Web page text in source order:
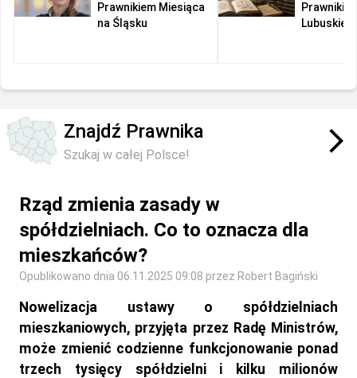
Prawnikiem Miesiąca
na Śląsku
Lubuskiem
Znajdź Prawnika
Szukaj w całej Polsce! arrow_forward_ios
Rząd zmienia zasady w
spółdzielniach. Co to oznacza dla
mieszkańców?
Opublikowano dnia 06.11.2025 09:08 przez Robert Bagiński
Nowelizacja ustawy o spółdzielniach
mieszkaniowych, przyjęta przez Radę Ministrów,
może zmienić codzienne funkcjonowanie ponad
trzech tysięcy spółdzielni i kilku milionów